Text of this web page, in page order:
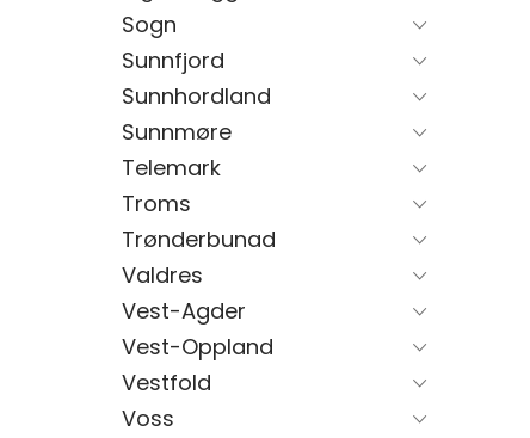
Sogn
Sunnfjord
Sunnhordland
Sunnmøre
Telemark
Troms
Trønderbunad
Valdres
Vest-Agder
Vest-Oppland
Vestfold
Voss